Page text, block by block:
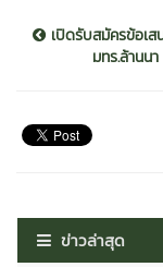
เปิดรับสมัครข้อเ
มทร.ล้านน
ข่าวล่าสุด